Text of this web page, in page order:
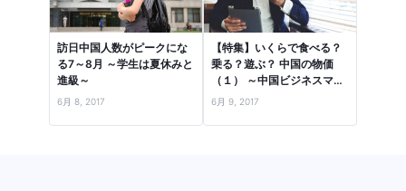
訪日中国人数がピークにな
る7～8月 ～学生は夏休みと
進級～
6月 8, 2017
【特集】いくらで食べる？
乗る？遊ぶ？ 中国の物価
（１） ～中国ビジネスマン
の1日で、流行品・食・住
6月 9, 2017